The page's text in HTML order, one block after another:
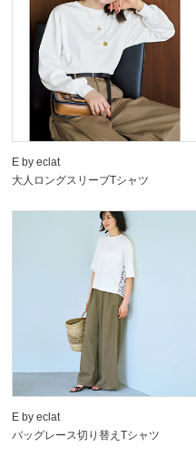
E by eclat
大人ロングスリーブTシャツ
E by eclat
バッグレース切り替えTシャツ